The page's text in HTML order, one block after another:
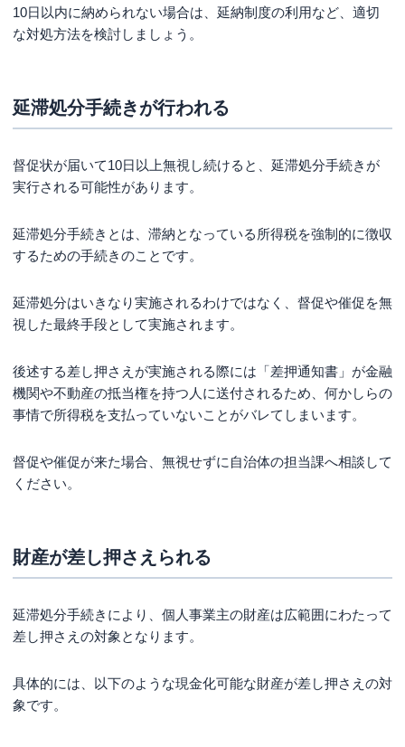
10日以内に納められない場合は、延納制度の利用など、適切
な対処方法を検討しましょう。
延滞処分手続きが行われる
督促状が届いて10日以上無視し続けると、延滞処分手続きが
実行される可能性があります。
延滞処分手続きとは、滞納となっている所得税を強制的に徴収
するための手続きのことです。
延滞処分はいきなり実施されるわけではなく、督促や催促を無
視した最終手段として実施されます。
後述する差し押さえが実施される際には「差押通知書」が金融
機関や不動産の抵当権を持つ人に送付されるため、何かしらの
事情で所得税を支払っていないことがバレてしまいます。
督促や催促が来た場合、無視せずに自治体の担当課へ相談して
ください。
財産が差し押さえられる
延滞処分手続きにより、個人事業主の財産は広範囲にわたって
差し押さえの対象となります。
具体的には、以下のような現金化可能な財産が差し押さえの対
象です。